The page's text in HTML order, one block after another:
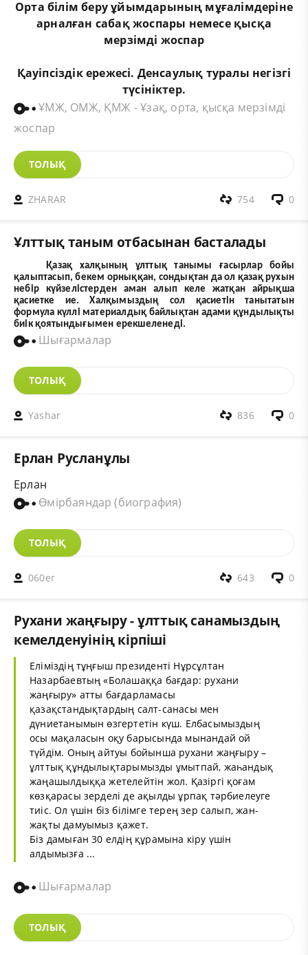
Орта білім беруұйымдарының мұғалімдеріне
арналған сабақжоспары немесе қысқа
мерзімді жоспар
Қауіпсіздікережесі. Денсаулық туралы негізгі
түсініктер.
ҰМЖ, ОМЖ, ҚМЖ - Ұзақ, орта, қысқа мерзімді
жоспар
ТОЛЫҚ
ZHARAR 0
754
Ұлттық таным отбасынан басталады
Қазақ халқының ұлттық танымы ғасырлар бойы
қалыптасып, бекем орныққан, сондықтан да ол қазақ рухын
небір күйзелістерден аман алып келе жатқан айрықша
қасиетке ие. Халқымыздың сол қасиетін танытатын
формула күллі материалдық байлықтан адами құндылықты
биік қоятындығымен ерекшеленеді.
Шығармалар
ТОЛЫҚ
Yashar 0
836
Ерлан Русланұлы
Ерлан
Өмірбаяндар (биография)
ТОЛЫҚ
060er 0
643
Рухани жаңғыру - ұлттық санамыздың
кемелденуінің кірпіші
Еліміздің тұңғыш президенті Нұрсұлтан
Назарбаевтың «Болашаққа бағдар: рухани
жаңғыру» атты бағдарламасы
қазақстандықтардың салт-санасы мен
дүниетанымын өзгертетін күш. Елбасымыздың
осы мақаласын оқу барысында мынандай ой
түйдім. Оның айтуы бойынша рухани жаңғыру –
ұлттық құндылықтарымызды ұмытпай, жаһандық
жаңашылдыққа жетелейтін жол. Қазіргі қоғам
көзқарасы зерделі де ақылды ұрпақ тәрбиелеуге
тиіс. Ол үшін біз білімге терең зер салып, жан-
жақты дамуымыз қажет.
Біз дамыған 30 елдің құрамына кіру үшін
алдымызға ...
Шығармалар
ТОЛЫҚ